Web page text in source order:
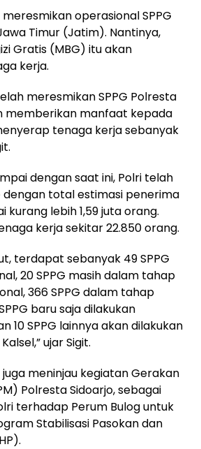
meresmikan operasional SPPG
Timur (Jatim). Nantinya,
Gratis (MBG) itu akan
kerja.
meresmikan SPPG Polresta
memberikan manfaat kepada
tenaga kerja sebanyak
dengan saat ini, Polri telah
dengan total estimasi penerima
lebih 1,59 juta orang.
kerja sekitar 22.850 orang.
terdapat sebanyak 49 SPPG
20 SPPG masih dalam tahap
366 SPPG dalam tahap
baru saja dilakukan
10 SPPG lainnya akan dilakukan
ujar Sigit.
juga meninjau kegiatan Gerakan
Polresta Sidoarjo, sebagai
terhadap Perum Bulog untuk
Stabilisasi Pasokan dan